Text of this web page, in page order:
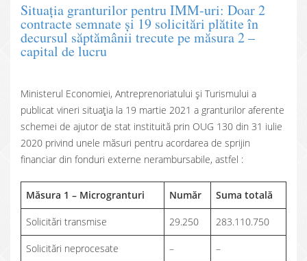
Situația granturilor pentru IMM-uri: Doar 2
contracte semnate și 19 solicitări plătite în
decursul săptămânii trecute pe măsura 2 –
capital de lucru
Ministerul Economiei, Antreprenoriatului și Turismului a
publicat vineri situația la 19 martie 2021 a granturilor aferente
schemei de ajutor de stat instituită prin OUG 130 din 31 iulie
2020 privind unele măsuri pentru acordarea de sprijin
financiar din fonduri externe nerambursabile, astfel :
Măsura 1 – Microgranturi Număr Suma totală
Solicitări transmise 29.250 283.110.750
Solicitări neprocesate – –